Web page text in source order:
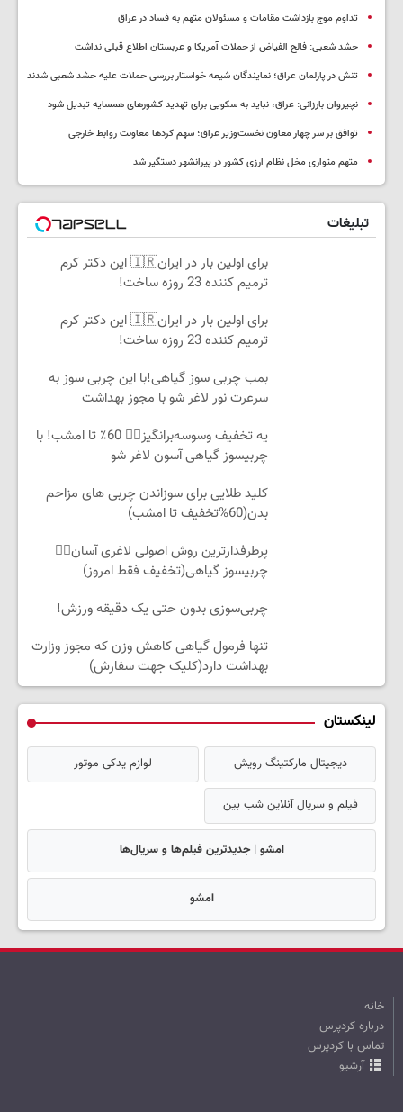
تداوم موج بازداشت مقامات و مسئولان متهم به فساد در عراق
حشد شعبی: فالح الفیاض از حملات آمریکا و عربستان اطلاع قبلی نداشت
تنش در پارلمان عراق؛ نمایندگان شیعه خواستار بررسی حملات علیه حشد شعبی شدند
نچیروان بارزانی: عراق، نباید به سکویی برای تهدید کشورهای همسایه تبدیل شود
توافق بر سر چهار معاون نخست‌وزیر عراق؛ سهم کردها معاونت روابط خارجی
متهم متواری مخل نظام ارزی کشور در پیرانشهر دستگیر شد
تبلیغات
برای اولین بار در ایران🇮🇷 این دکتر کرم
ترمیم کننده 23 روزه ساخت!
برای اولین بار در ایران🇮🇷 این دکتر کرم
ترمیم کننده 23 روزه ساخت!
بمب چربی سوز گیاهی!با این چربی سوز به
سرعرت نور لاغر شو با مجوز بهداشت
یه تخفیف وسوسه‌برانگیز👈🏻 60٪ تا امشب! با
چربیسوز گیاهی آسون لاغر شو
کلید طلایی برای سوزاندن چربی های مزاحم
بدن(60%تخفیف تا امشب)
پرطرفدارترین روش اصولی لاغری آسان👈🏻
چربیسوز گیاهی(تخفیف فقط امروز)
چربی‌سوزی بدون حتی یک دقیقه ورزش!
تنها فرمول گیاهی کاهش وزن که مجوز وزارت
بهداشت دارد(کلیک جهت سفارش)
لینکستان
دیجیتال مارکتینگ رویش لوازم یدکی موتور
فیلم و سریال آنلاین شب بین
امشو | جدیدترین فیلم‌ها و سریال‌ها
امشو
خانه
درباره کردپرس
تماس با کردپرس
آرشیو